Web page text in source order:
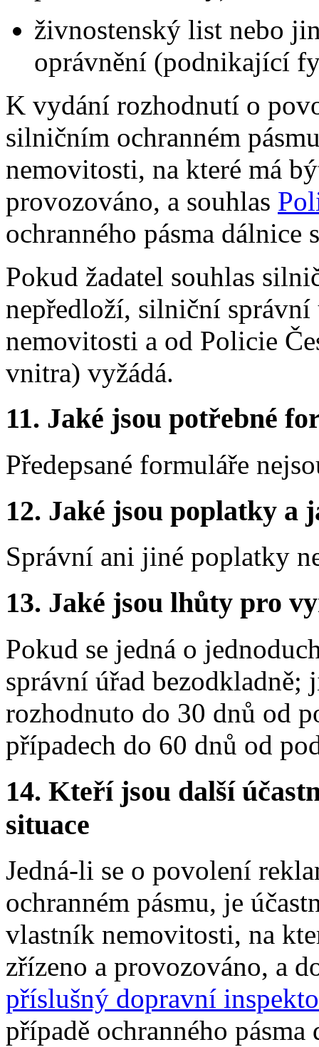
živnostenský list nebo
oprávnění (podnikající
K vydání rozhodnutí o
silničním ochranném
nemovitosti, na které má
provozováno, a souhlas
ochranného pásma dálnice
Pokud žadatel souhlas
nepředloží, silniční
nemovitosti a od Policie
vnitra) vyžádá.
11. Jaké jsou potřebné
Předepsané formuláře
12. Jaké jsou poplatky a
Správní ani jiné poplatky
13. Jaké jsou lhůty pro
Pokud se jedná o
správní úřad bezodkladně;
rozhodnuto do 30 dnů od
případech do 60 dnů od
14. Kteří jsou další
situace
Jedná-li se o povolení
ochranném pásmu, je
vlastník nemovitosti, na
zřízeno a provozováno, a
příslušný dopravní
případě ochranného